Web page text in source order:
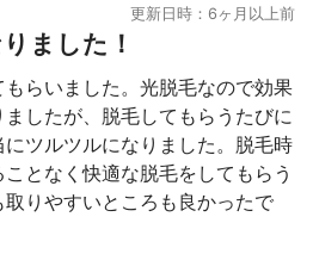
更新日時：6ヶ月以上前
ました！
らいました。光脱毛なので効果
したが、脱毛してもらうたびに
ツルツルになりました。脱毛時
となく快適な脱毛をしてもらう
りやすいところも良かったで